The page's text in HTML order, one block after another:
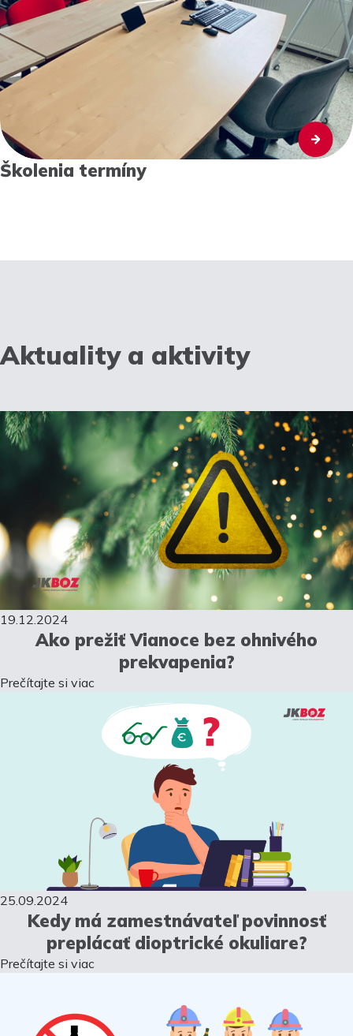
Školenia termíny
Aktuality a aktivity
19.12.2024
Ako prežiť Vianoce bez ohnivého
prekvapenia?
Prečítajte si viac
25.09.2024
Kedy má zamestnávateľ povinnosť
preplácať dioptrické okuliare?
Prečítajte si viac